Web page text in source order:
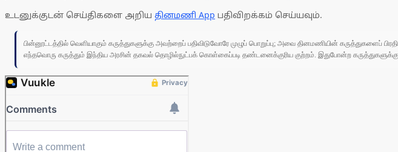
உடனுக்குடன் செய்திகளை அறிய தினமணி App பதிவிறக்கம் செய்யவும்.
பின்னூட்டத்தில் வெளியாகும் கருத்துகளுக்கு அவற்றைப் பதிவிடுவோரே முழுப் பொறுப்பு; அவை தினமணியின் கருத்துகளைப்
எந்தவொரு கருத்தும் இந்திய அரசின் தகவல் தொழில்நுட்பக் கொள்கைப்படி தண்டனைக்குரிய குற்றம். இதுபோன்ற கருத்துகளுக்கு